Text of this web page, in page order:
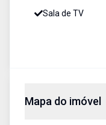
Sala de TV
Mapa do imóvel